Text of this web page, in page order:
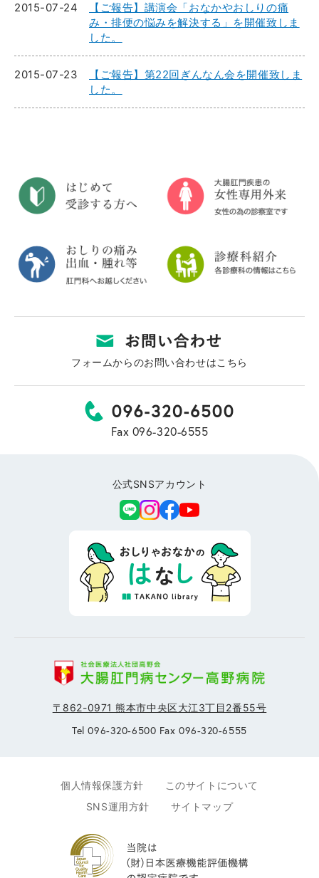
2015-07-24
【ご報告】講演会「おなかやおしりの痛
み・排便の悩みを解決する」を開催致しま
した。
2015-07-23
【ご報告】第22回ぎんなん会を開催致しま
した。
フォームからのお問い合わせはこちら
Fax 096-320-6555
公式SNSアカウント
〒862-0971 熊本市中央区大江3丁目2番55号
Tel 096-320-6500 Fax 096-320-6555
個人情報保護方針
このサイトについて
SNS運用方針
サイトマップ